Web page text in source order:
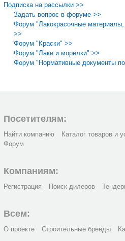
Подписка на рассылки >>
Задать вопрос в форуме >>
Форум "Лакокрасочные материалы,
>>
Форум "Краски" >>
Форум "Лаки и морилки" >>
Форум "Нормативные документы
Посетителям:
Найти компанию Каталог товаров и
Форум
Компаниям:
Регистрация Поиск дилеров
Всем:
О проекте Строительные бренды